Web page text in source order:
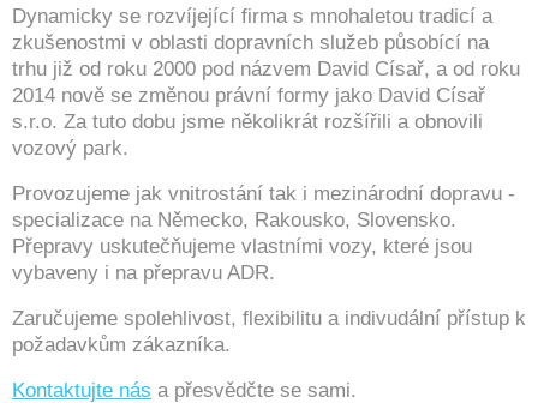
Dynamicky se rozvíjející firma s mnohaletou tradicí a
zkušenostmi v oblasti dopravních služeb působící na
trhu již od roku 2000 pod názvem David Císař, a od roku
2014 nově se změnou právní formy jako David Císař
s.r.o. Za tuto dobu jsme několikrát rozšířili a obnovili
vozový park.
Provozujeme jak vnitrostání tak i mezinárodní dopravu -
specializace na Německo, Rakousko, Slovensko.
Přepravy uskutečňujeme vlastními vozy, které jsou
vybaveny i na přepravu ADR.
Zaručujeme spolehlivost, flexibilitu a indivudální přístup k
požadavkům zákazníka.
Kontaktujte nás a přesvědčte se sami.